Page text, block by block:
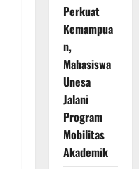
Perkuat
Kemampua
n,
Mahasiswa
Unesa
Jalani
Program
Mobilitas
Akademik